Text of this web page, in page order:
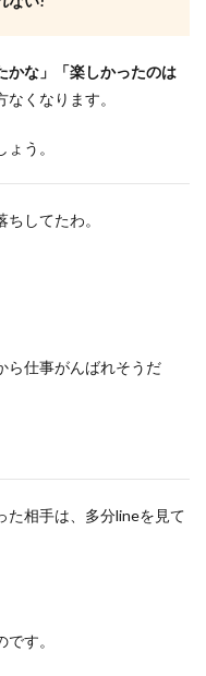
かな」「楽しかったのは
くなります。
う。
してたわ。
ら仕事がんばれそうだ
た相手は、多分lineを見て
す。